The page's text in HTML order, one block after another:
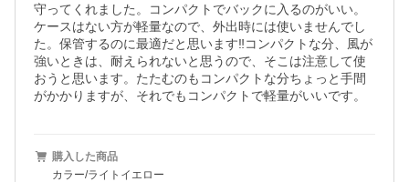
守ってくれました。コンパクトでバックに入るのがいい。
ケースはない方が軽量なので、外出時には使いませんでし
た。保管するのに最適だと思います‼️コンパクトな分、風が
強いときは、耐えられないと思うので、そこは注意して使
おうと思います。たたむのもコンパクトな分ちょっと手間
購入した商品
カラー/ライトイエロー